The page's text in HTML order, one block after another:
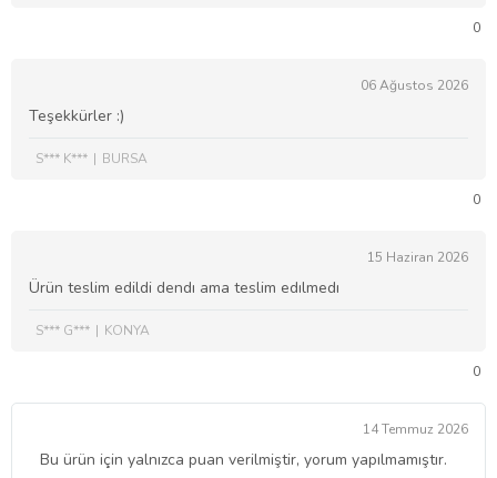
0
06 Ağustos 2026
Teşekkürler :)
S*** K*** BURSA
0
15 Haziran 2026
Ürün teslim edildi dendı ama teslim edılmedı
S*** G*** KONYA
0
14 Temmuz 2026
Bu ürün için yalnızca puan verilmiştir, yorum yapılmamıştır.